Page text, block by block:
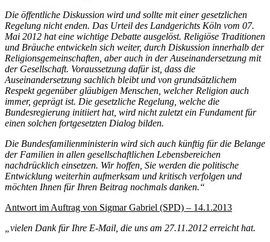
Die öffentliche Diskussion wird und sollte mit einer gesetzlichen
Regelung nicht enden. Das Urteil des Landgerichts Köln vom 07.
Mai 2012 hat eine wichtige Debatte ausgelöst. Religiöse Traditionen
und Bräuche entwickeln sich weiter, durch Diskussion innerhalb der
Religionsgemeinschaften, aber auch in der Auseinandersetzung mit
der Gesellschaft. Voraussetzung dafür ist, dass die
Auseinandersetzung sachlich bleibt und von grundsätzlichem
Respekt gegenüber gläubigen Menschen, welcher Religion auch
immer, geprägt ist. Die gesetzliche Regelung, welche die
Bundesregierung initiiert hat, wird nicht zuletzt ein Fundament für
einen solchen fortgesetzten Dialog bilden.
Die Bundesfamilienministerin wird sich auch künftig für die Belange
der Familien in allen gesellschaftlichen Lebensbereichen
nachdrücklich einsetzen. Wir hoffen, Sie werden die politische
Entwicklung weiterhin aufmerksam und kritisch verfolgen und
möchten Ihnen für Ihren Beitrag nochmals danken.“
Antwort im Auftrag von Sigmar Gabriel (SPD) – 14.1.2013
„vielen Dank für Ihre E-Mail, die uns am 27.11.2012 erreicht hat.